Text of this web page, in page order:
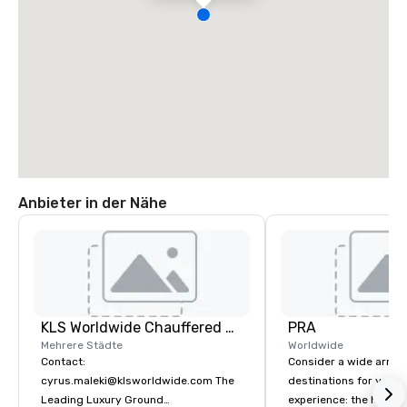
Anbieter in der Nähe
KLS Worldwide Chauffered Services
Mehrere Städte
Contact:
cyrus.maleki@klsworldwide.com The
Leading Luxury Ground
PRA
Worldwide
Consider a wide array
destinations for your
experience: the